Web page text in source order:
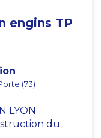
engins TP
(73)
LYON
du